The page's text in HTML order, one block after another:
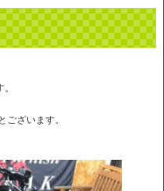
ございます。